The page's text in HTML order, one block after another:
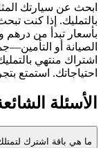
ابحث عن سيارتك
بالتمليك. إذا كنت
الصيانة أو
اشتراك منتهي
احتياجاتك. استمتع
الأسئلة
ما هي باقة اشترك